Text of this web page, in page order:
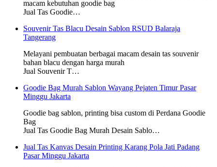
macam kebutuhan goodie bag
Jual Tas Goodie…
Souvenir Tas Blacu Desain Sablon RSUD Balaraja
Tangerang
Melayani pembuatan berbagai macam desain tas souvenir
bahan blacu dengan harga murah
Jual Souvenir T…
Goodie Bag Murah Sablon Wayang Pejaten Timur Pasar
Minggu Jakarta
Goodie bag sablon, printing bisa custom di Perdana Goodie
Bag
Jual Tas Goodie Bag Murah Desain Sablo…
Jual Tas Kanvas Desain Printing Karang Pola Jati Padang
Pasar Minggu Jakarta